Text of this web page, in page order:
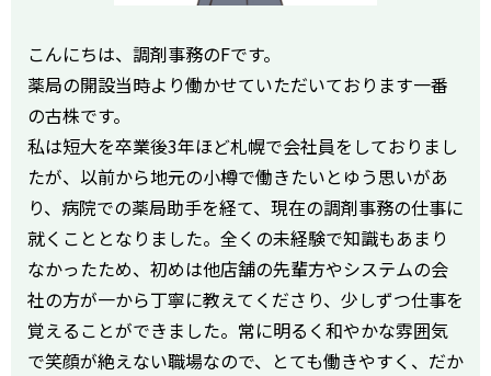
こんにちは、調剤事務のFです。
薬局の開設当時より働かせていただいております一番
の古株です。
私は短大を卒業後3年ほど札幌で会社員をしておりまし
たが、以前から地元の小樽で働きたいとゆう思いがあ
り、病院での薬局助手を経て、現在の調剤事務の仕事に
就くこととなりました。全くの未経験で知識もあまり
なかったため、初めは他店舗の先輩方やシステムの会
社の方が一から丁寧に教えてくださり、少しずつ仕事を
覚えることができました。常に明るく和やかな雰囲気
で笑顔が絶えない職場なので、とても働きやすく、だか